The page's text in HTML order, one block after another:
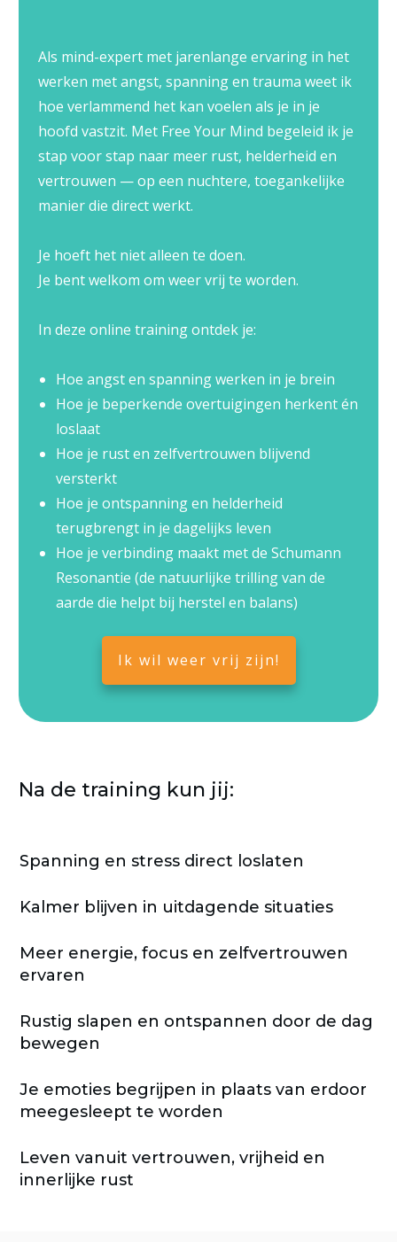
Als mind-expert met jarenlange ervaring in het
werken met angst, spanning en trauma weet ik
hoe verlammend het kan voelen als je in je
hoofd vastzit. Met Free Your Mind begeleid ik je
stap voor stap naar meer rust, helderheid en
vertrouwen — op een nuchtere, toegankelijke
manier die direct werkt.
Je hoeft het niet alleen te doen.
Je bent welkom om weer vrij te worden.
In deze online training ontdek je:
Hoe angst en spanning werken in je brein
Hoe je beperkende overtuigingen herkent én
loslaat
Hoe je rust en zelfvertrouwen blijvend
versterkt
Hoe je ontspanning en helderheid
terugbrengt in je dagelijks leven
Hoe je verbinding maakt met de Schumann
Resonantie (de natuurlijke trilling van de
aarde die helpt bij herstel en balans)
Ik wil weer vrij zijn!
Na de training kun jij:
Spanning en stress direct loslaten
Kalmer blijven in uitdagende situaties
Meer energie, focus en zelfvertrouwen
ervaren
Rustig slapen en ontspannen door de dag
bewegen
Je emoties begrijpen in plaats van erdoor
meegesleept te worden
Leven vanuit vertrouwen, vrijheid en
innerlijke rust